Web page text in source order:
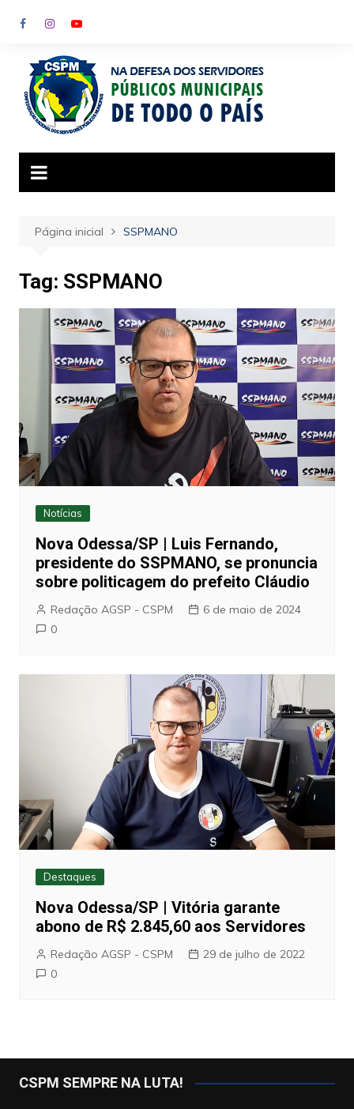
para
conteúdo
Página inicial SSPMANO
Tag: SSPMANO
Notícias
Nova Odessa/SP | Luis Fernando,
presidente do SSPMANO, se pronuncia
sobre politicagem do prefeito Cláudio
Redação AGSP - CSPM
6 de maio de 2024
0
Destaques
Nova Odessa/SP | Vitória garante
abono de R$ 2.845,60 aos Servidores
Redação AGSP - CSPM
29 de julho de 2022
0
CSPM SEMPRE NA LUTA!